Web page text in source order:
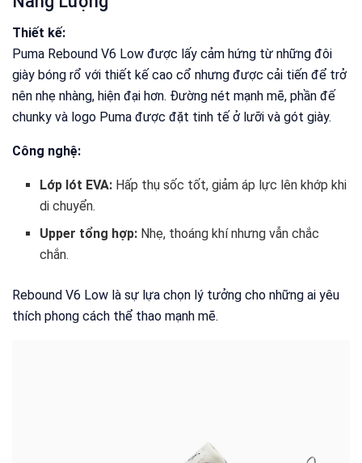
Thiết kế:
Puma Rebound V6 Low được lấy cảm hứng từ những đôi
giày bóng rổ với thiết kế cao cổ nhưng được cải tiến để trở
nên nhẹ nhàng, hiện đại hơn. Đường nét mạnh mẽ, phần đế
chunky và logo Puma được đặt tinh tế ở lưỡi và gót giày.
Công nghệ:
Lớp lót EVA: Hấp thụ sốc tốt, giảm áp lực lên khớp khi
di chuyển.
Upper tổng hợp: Nhẹ, thoáng khí nhưng vẫn chắc
chắn.
Rebound V6 Low là sự lựa chọn lý tưởng cho những ai yêu
thích phong cách thể thao mạnh mẽ.